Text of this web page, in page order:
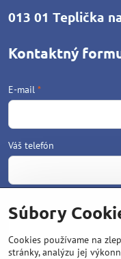
013 01 Teplička
Kontaktný
E-mail *
Váš telefón
Súbory
Cookies používame na
stránky, analýzu jej